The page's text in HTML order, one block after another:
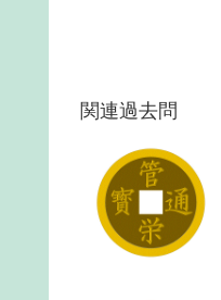
関連過去問